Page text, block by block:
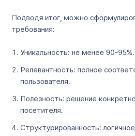
Подводя итог, можно
требования:
Уникальность: не менее 90-95%.
Релевантность: полное
пользователя.
Полезность: решение
посетителя.
Структурированность: